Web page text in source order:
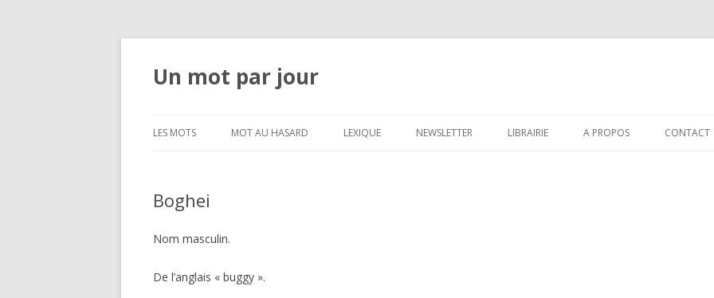
Un mot par jour
LES MOTS MOT AU HASARD LEXIQUE NEWSLETTER LIBRAIRIE A PROPOS CONTACT
Boghei
Nom masculin.
De l’anglais « buggy ».